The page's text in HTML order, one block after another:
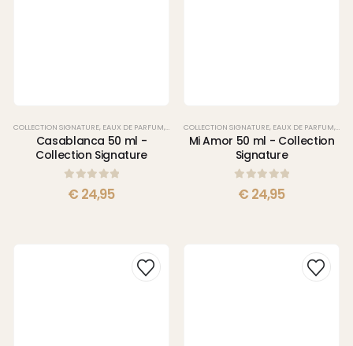
COLLECTION SIGNATURE, EAUX DE PARFUM, PARFUMS
Casablanca 50 ml -
Collection Signature
sur 5
€ 24,95
COLLECTION SIGNATURE, EAUX DE PARFUM,
Mi Amor 50 ml - Collection
Signature
sur 5
€ 24,95